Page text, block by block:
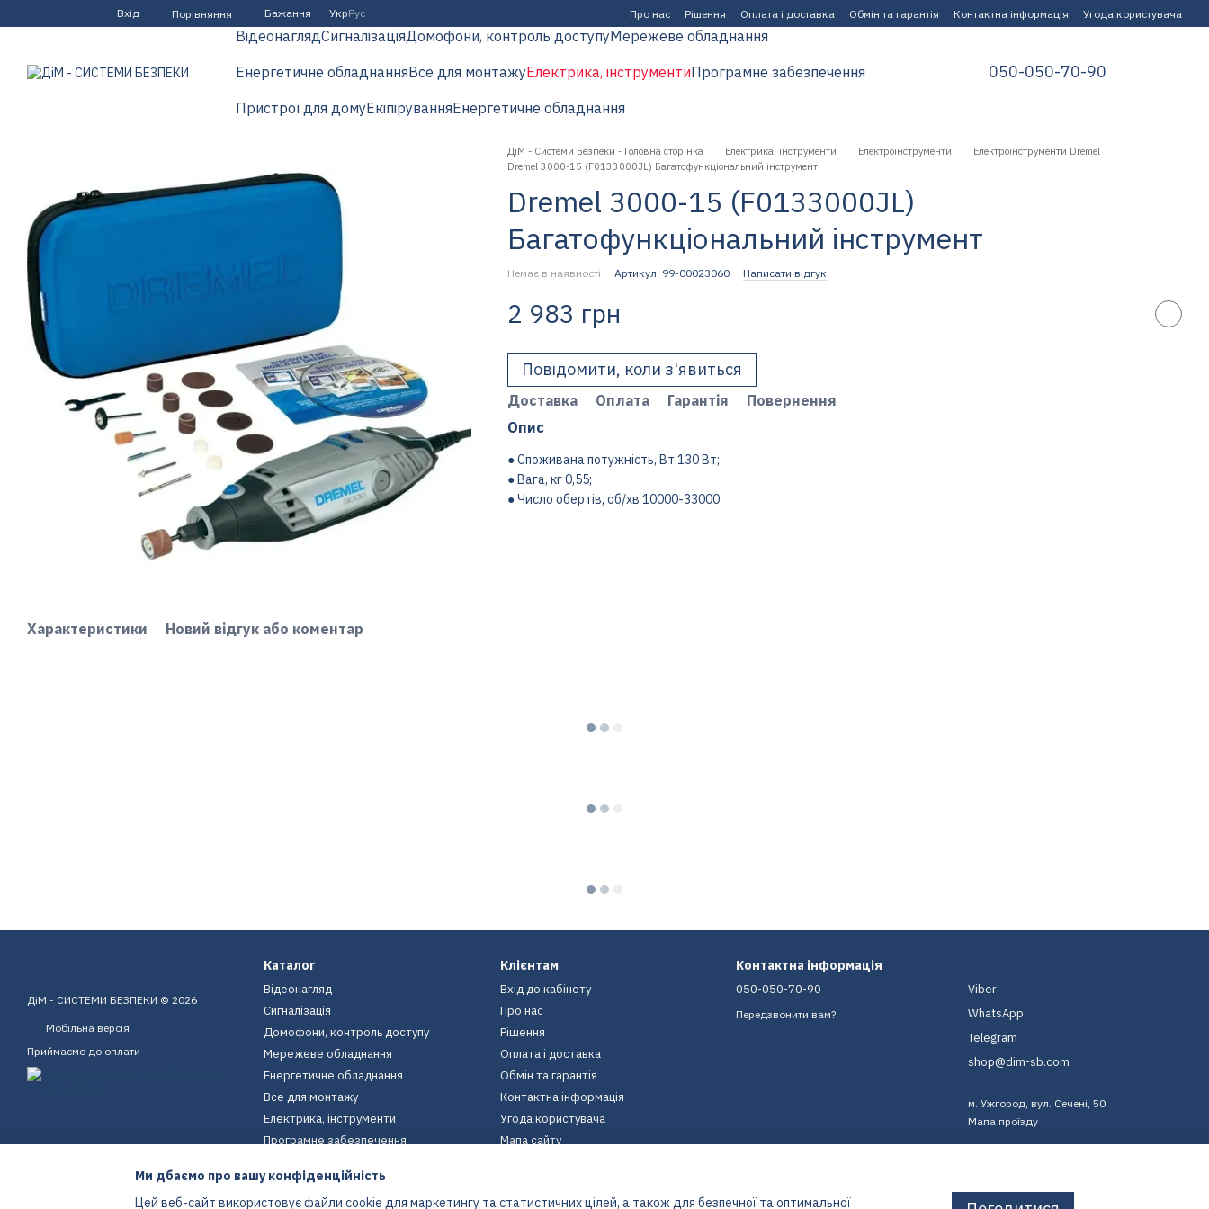
Перейти до основного контенту
Вхід Порівняння Бажання УкрРус Про нас Рішення Оплата і доставка Обмін та гарантія Контактна інформація Угода користувача
ВідеонаглядСигналізаціяДомофони, контроль доступуМережеве обладнання
Енергетичне обладнанняВсе для монтажуЕлектрика, інструментиПрограмне забезпечення
Пристрої для домуЕкіпіруванняЕнергетичне обладнання
050-050-70-90
Характеристики Новий відгук або коментар
ДіМ - Системи Безпеки - Головна сторінка Електрика, інструменти Електроінструменти
Електроінструменти Dremel
Dremel 3000-15 (F0133000JL) Багатофункціональний інструмент
Dremel 3000-15 (F0133000JL)
Багатофункціональний інструмент
Немає в наявності Артикул: 99-00023060 Написати відгук
2 983 грн
Повідомити, коли з'явиться
Доставка Оплата Гарантія
Повернення
Опис
● Cпоживана потужність, Вт 130 Вт;
● Вага, кг 0,55;
● Число обертів, об/хв 10000-33000
ДіМ - СИСТЕМИ БЕЗПЕКИ © 2026
Мобільна версія
Приймаємо до оплати
Каталог
Відеонагляд
Сигналізація
Домофони, контроль доступу
Мережеве обладнання
Енергетичне обладнання
Все для монтажу
Електрика, інструменти
Програмне забезпечення
Екіпірування
Енергетичне обладнання
Клієнтам
Вхід до кабінету
Про нас
Рішення
Оплата і доставка
Обмін та гарантія
Контактна інформація
Угода користувача
Мапа сайту
Контактна інформація
050-050-70-90
Передзвонити вам?
Viber
WhatsApp
Telegram
shop@dim-sb.com
м. Ужгород, вул. Сечені, 50
Мапа проїзду
Ми дбаємо про вашу конфіденційність
Цей веб-сайт використовує файли cookie для маркетингу та статистичних цілей, а також для безпечної та оптимальної